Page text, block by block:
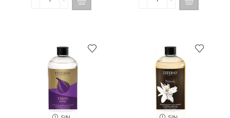
Recarga
Mikado
d'orient
250ml
cantidad
19,90€.
Recarga
Mikado
and
Moringa
250ml
cantidad